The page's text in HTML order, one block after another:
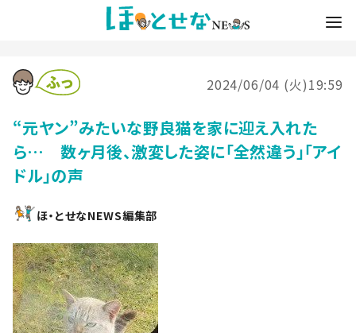
2024/06/04 (火)19:59
“元ヤン”みたいな野良猫を家に迎え入れた
ら… 数ヶ月後、激変した姿に「全然違う」「アイ
ドル」の声
ほ・とせなNEWS編集部